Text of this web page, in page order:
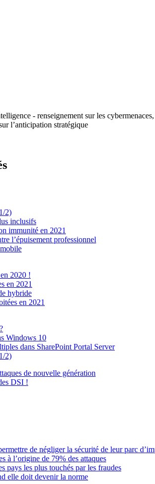
- renseignement sur les
l’anticipation stratégique
2)
inclusifs
immunité en 2021
l’épuisement professionnel
2020 !
en 2021
hybride
en 2021
Windows 10
dans SharePoint Portal Server
2)
de nouvelle génération
DSI !
de négliger la sécurité de leur parc
à l’origine de 79% des attaques
pays les plus touchés par les fraudes
elle doit devenir la norme